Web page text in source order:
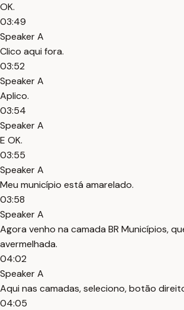
OK.
03:49
Speaker A
Clico aqui fora.
03:52
Speaker A
Aplico.
03:54
Speaker A
E OK.
03:55
Speaker A
Meu município está amarelado.
03:58
Speaker A
Agora venho na camada BR Municípios,
avermelhada.
04:02
Speaker A
Aqui nas camadas, seleciono, botão
04:05